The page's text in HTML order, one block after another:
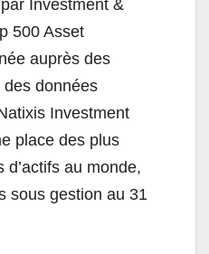
Investment &
500 Asset
auprès des
données
Investment
place des plus
au monde,
sous gestion au 31